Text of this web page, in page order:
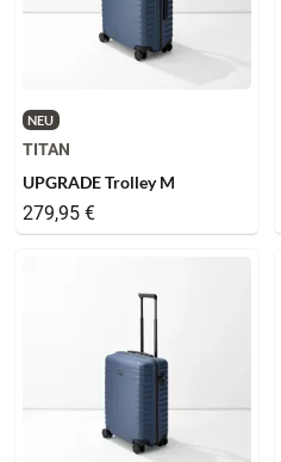
NEU
TITAN
UPGRADE Trolley M
279,95 €